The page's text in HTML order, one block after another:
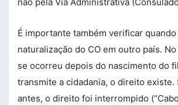
É importante também verificar
naturalização do CO em outro país.
se ocorreu depois do nascimento do
transmite a cidadania, o direito existe.
antes, o direito foi interrompido